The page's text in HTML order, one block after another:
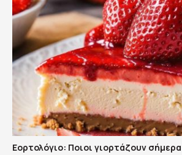
Εορτολόγιο: Ποιοι γιορτάζουν